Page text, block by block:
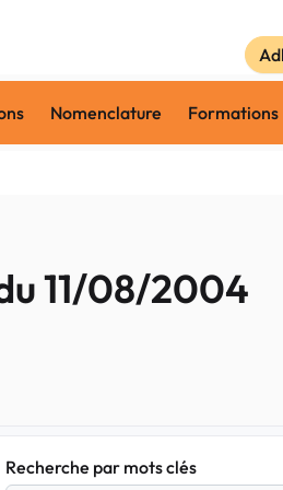
Nomenclature Formations
11/08/2004
Recherche par mots clés